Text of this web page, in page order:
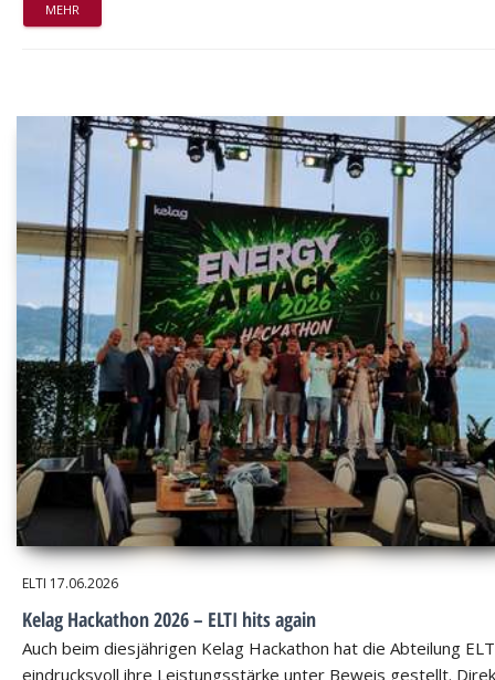
MEHR
ELTI 17.06.2026
Kelag Hackathon 2026 – ELTI hits again
Auch beim diesjährigen Kelag Hackathon hat die Abteilung
eindrucksvoll ihre Leistungsstärke unter Beweis gestellt.